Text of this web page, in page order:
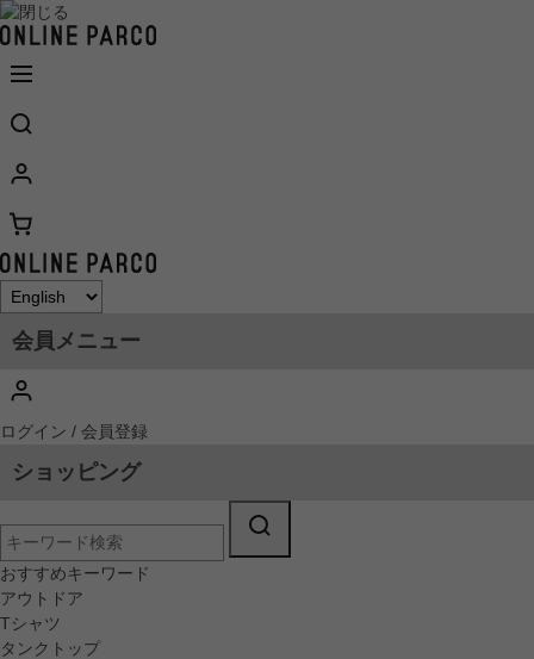
会員メニュー
ログイン / 会員登録
ショッピング
おすすめキーワード
アウトドア
Tシャツ
タンクトップ